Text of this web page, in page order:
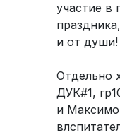
участие в
и от души!
Отдельно
ДУК#1,
и